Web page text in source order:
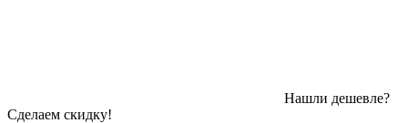
Нашли дешевле?
Сделаем скидку!